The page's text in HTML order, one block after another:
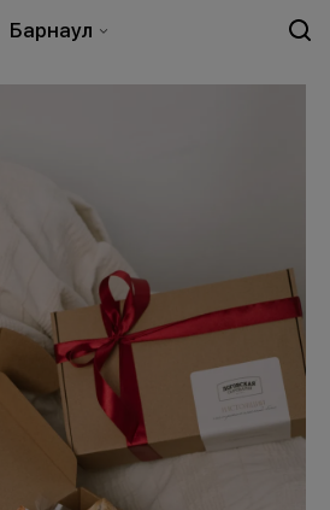
Барнаул